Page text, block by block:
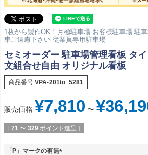
1枚から製作OK！月極駐車場 お客様駐車場 駐
車ご遠慮下さい 従業員専用駐車場
セミオーダー 駐車場管理看板 タ
文組合せ自由 オリジナル看板
商品番号 VPA-201to_5281
販売価格 ¥7,810 〜 ¥
[ 71 〜 329 ポイント進呈 ]
「P」マークの有無